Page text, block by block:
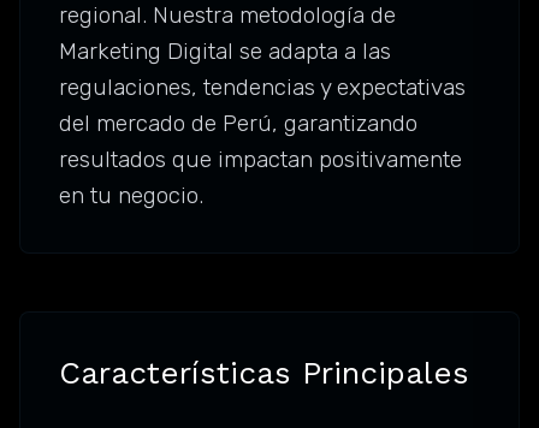
regional. Nuestra metodología de
Marketing Digital se adapta a las
regulaciones, tendencias y expectativas
del mercado de Perú, garantizando
resultados que impactan positivamente
en tu negocio.
Características Principales